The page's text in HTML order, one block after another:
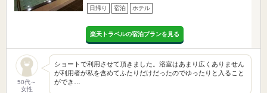
日帰り 宿泊 ホテル
楽天トラベルの宿泊プランを見る
50代～
女性
ショートで利用させて頂きました。浴室はあまり広くありません
が利用者が私を含めてふたりだけだったのでゆったりと入ること
ができ…